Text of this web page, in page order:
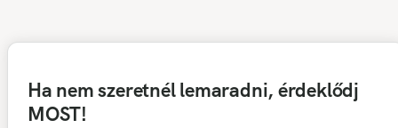
Ha nem szeretnél lemaradni, érdeklődj
MOST!